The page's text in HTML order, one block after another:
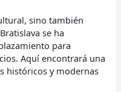
sino también
se ha
para
Aquí encontrará una
históricos y modernas